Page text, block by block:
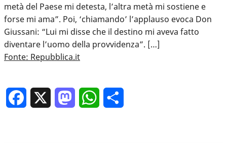
metà del Paese mi detesta, l’altra metà mi sostiene e
forse mi ama”. Poi, ‘chiamando’ l’applauso evoca Don
Giussani: “Lui mi disse che il destino mi aveva fatto
diventare l’uomo della provvidenza”. […]
Fonte: Repubblica.it
Facebook MastodonWhatsApp